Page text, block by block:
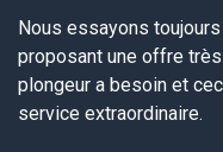
Nous essayons
proposant une offre
plongeur a besoin et
service extraordinaire.